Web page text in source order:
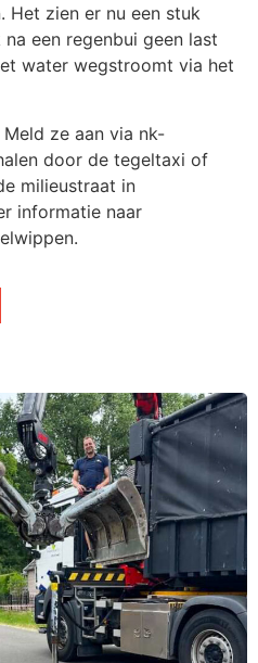
Het zien er nu een stuk
een regenbui geen last
water wegstroomt via het
ze aan via nk-
door de tegeltaxi of
milieustraat in
informatie naar